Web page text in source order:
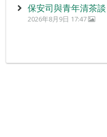
保安司與青年清茶
2026年8月9日 17:47